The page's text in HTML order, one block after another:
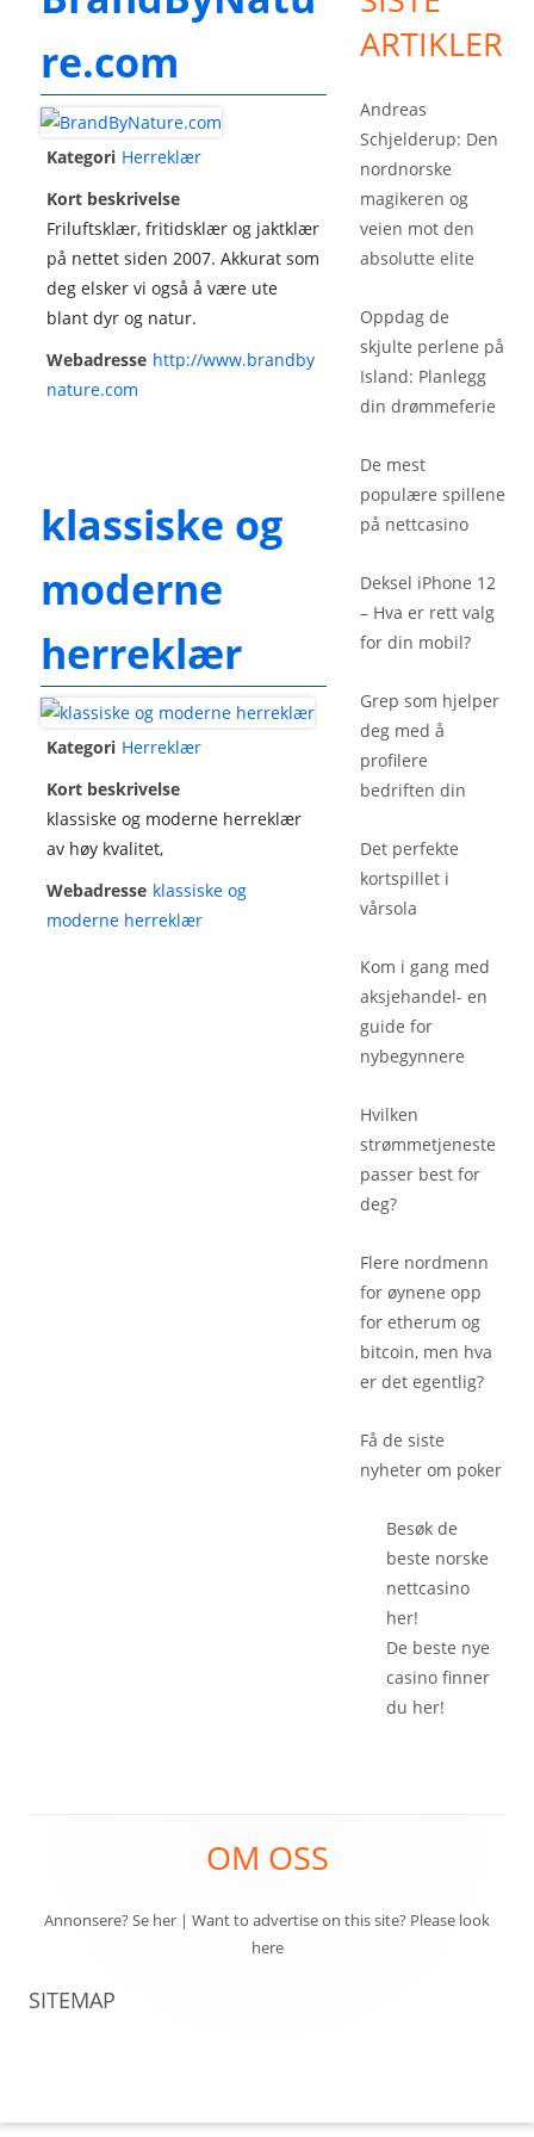
re.com
Kategori Herreklær
Kort beskrivelse
Friluftsklær, fritidsklær og jaktklær
på nettet siden 2007. Akkurat som
deg elsker vi også å være ute
blant dyr og natur.
Webadresse http://www.brandby
nature.com
klassiske og
moderne
herreklær
Kategori Herreklær
Kort beskrivelse
klassiske og moderne herreklær
av høy kvalitet,
Webadresse klassiske og
moderne herreklær
ARTIKLER
Andreas
Schjelderup: Den
nordnorske
magikeren og
veien mot den
absolutte elite
Oppdag de
skjulte perlene på
Island: Planlegg
din drømmeferie
De mest
populære spillene
på nettcasino
Deksel iPhone 12
– Hva er rett valg
for din mobil?
Grep som hjelper
deg med å
profilere
bedriften din
Det perfekte
kortspillet i
vårsola
Kom i gang med
aksjehandel- en
guide for
nybegynnere
Hvilken
strømmetjeneste
passer best for
deg?
Flere nordmenn
for øynene opp
for etherum og
bitcoin, men hva
er det egentlig?
Få de siste
nyheter om poker
Besøk de
beste norske
nettcasino
her!
De beste nye
casino finner
du her!
OM OSS
Annonsere? Se her | Want to advertise on this site? Please look
here
SITEMAP